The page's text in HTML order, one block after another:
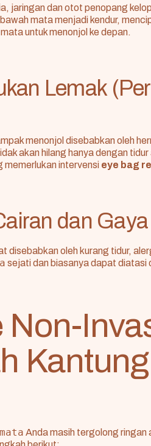
jaringan dan otot penopang
mata menjadi kendur,
untuk menonjol ke depan.
Lemak
menonjol disebabkan oleh
akan hilang hanya dengan
memerlukan intervensi eye bag
dan
disebabkan oleh kurang tidur,
sejati dan biasanya dapat diatasi
Non-
Anda masih tergolong